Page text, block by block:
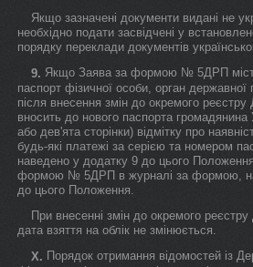
Якщо зазначені документи видані не
необхідно подати засвідчені у
порядку переклади документів
9. Якщо Заява за формою № 5ДРП
паспорт фізичної особи, орган державної
після внесення змін до окремого
вносить до нового паспорта
або дев'ята сторінки) відмітку про
будь-які платежі за серією та номером
наведено у додатку 9 до цього
формою № 5ДРП в журналі за формою,
до цього Положення.
При внесенні змін до окремого
дата взяття на облік не змінюється.
X. Порядок отримання відомостей із